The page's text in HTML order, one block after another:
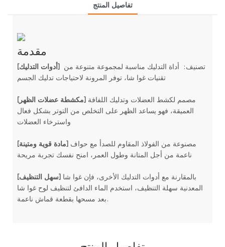
تفاصيل المنتج
مقدمة
[أدوات التدليك]
تصنيف: أداة التدليك مناسبة لمجموعة متنوعة من
تقنيات غوا شا، توفر المرونة لاحتياجات تدليك الجسم
[مكشطة عضلات الظهر] مصمم لكشط العضلات وتدليك اللفافة
العميقة، فهو يساعد الظهر على التخلص من التوتر بشكل فعال
واسترخاء العضلات
[مادة قوية ومتينة] مصنوعة من الفولاذ المقاوم للصدأ مع حواف
ناعمة من أجل المتانة وطول العمر، امنح نفسك تجربة مريحة
[سهل التنظيف] بالمقارنة مع أدوات التدليك الأخرى، فإن غوا شا
المعدنية سهلة التنظيف، استخدم الماء الدافئ لتنظيف لوح غوا شا
بعد مسحها بقطعة قماش ناعمة.